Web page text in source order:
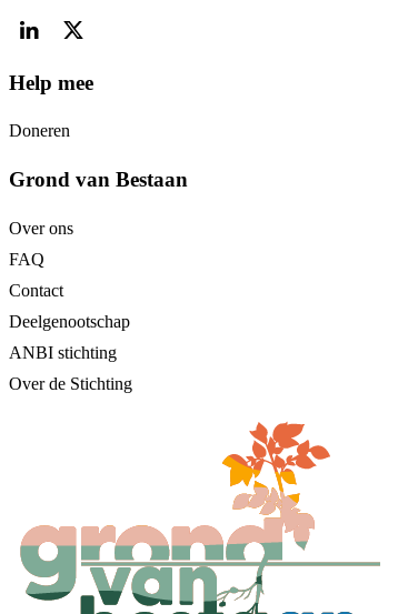
Help mee
Doneren
Grond van Bestaan
Over ons
FAQ
Contact
Deelgenootschap
ANBI stichting
Over de Stichting